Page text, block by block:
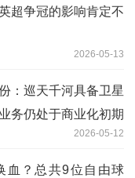
超争冠的影响肯定不
2026-05-13
：巡天千河具备卫星
务仍处于商业化初期
2026-05-12
血？总共9位自由球